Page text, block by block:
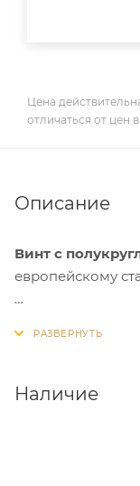
Цена
отличаться от цен
Описание
Винт с
европейскому
работа с
Крепеж очень
Наличие